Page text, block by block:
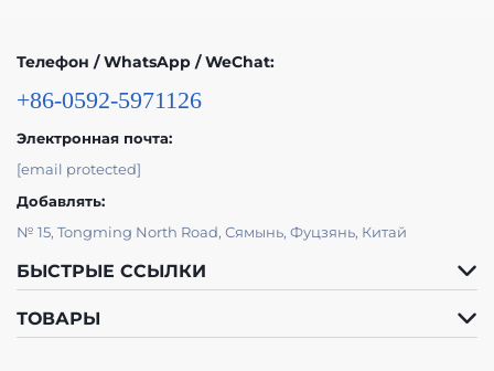
Телефон / WhatsApp / WeChat:
+86-0592-5971126
Электронная почта:
[email protected]
Добавлять:
№ 15, Tongming North Road, Сямынь, Фуцзянь, Китай
БЫСТРЫЕ ССЫЛКИ
ТОВАРЫ